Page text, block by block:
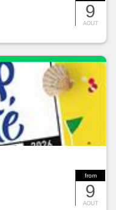
9
AOUT
from
9
AOUT